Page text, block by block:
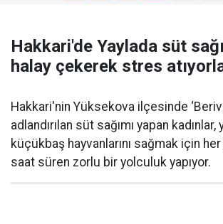
Hakkari'de Yaylada süt
halay çekerek stres
Hakkari'nin Yüksekova ilçesinde
adlandırılan süt sağımı yapan kadınlar,
küçükbaş hayvanlarını sağmak için
saat süren zorlu bir yolculuk yapıyor.